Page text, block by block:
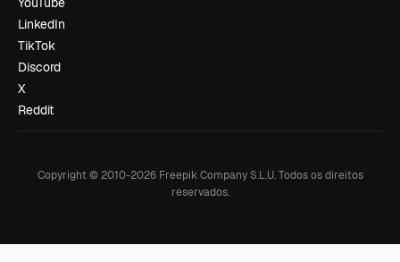
LinkedIn
TikTok
Discord
X
Reddit
Copyright © 2010-2026Freepik Company S.L.U. Todos os direitos
reservados.